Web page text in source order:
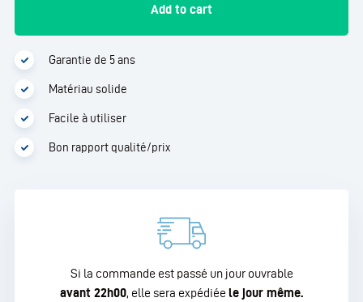
Add to cart
Garantie de 5 ans
Matériau solide
Facile à utiliser
Bon rapport qualité/prix
Si la commande est passé un jour ouvrable
avant 22h00, elle sera expédiéele jour même.